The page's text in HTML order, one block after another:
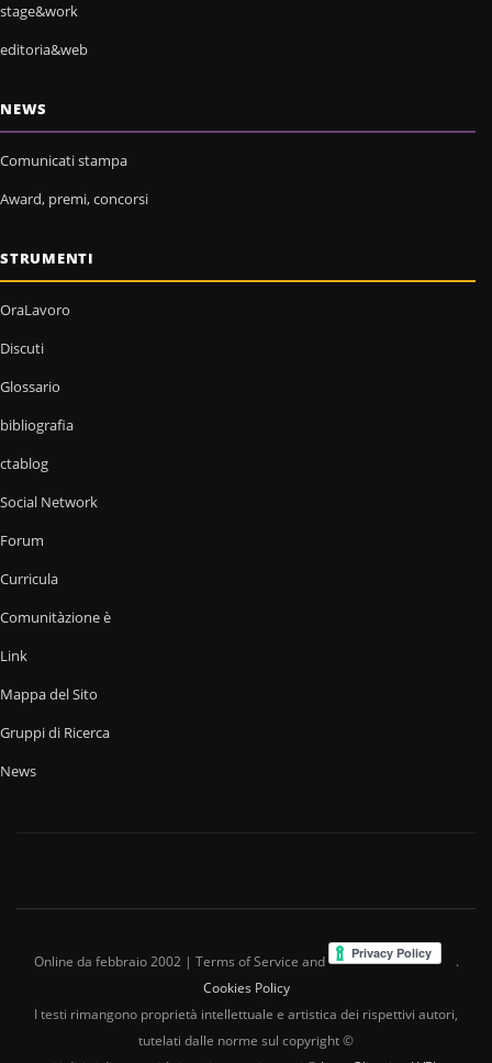
stage&work
editoria&web
NEWS
Comunicati stampa
Award, premi, concorsi
STRUMENTI
OraLavoro
Discuti
Glossario
bibliografia
ctablog
Social Network
Forum
Curricula
Comunitàzione è
Link
Mappa del Sito
Gruppi di Ricerca
News
Online da febbraio 2002 | Terms of Service and
.
Cookies Policy
I testi rimangono proprietà intellettuale e artistica dei rispettivi autori,
tutelati dalle norme sul copyright ©